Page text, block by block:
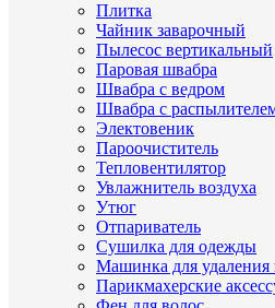
Плитка
Чайник заварочный
Пылесос вертикальный
Паровая швабра
Швабра с ведром
Швабра с
Электовеник
Пароочиститель
Тепловентилятор
Увлажнитель воздуха
Утюг
Отпариватель
Сушилка для одежды
Машинка для удаления
Парикмахерские